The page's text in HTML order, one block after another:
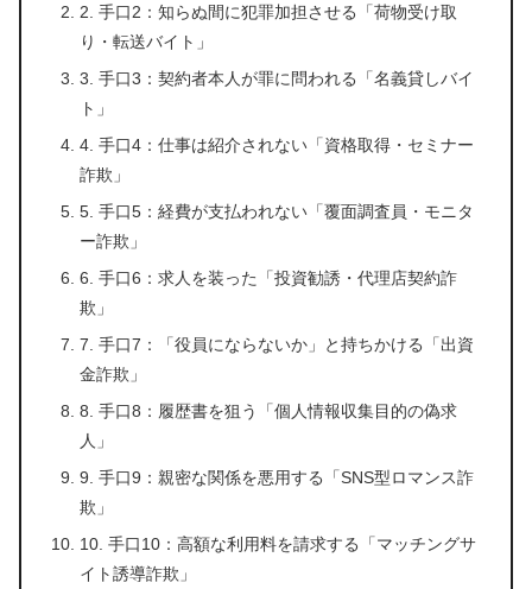
2. 手口2：知らぬ間に犯罪加担させる「荷物受け取
り・転送バイト」
3. 手口3：契約者本人が罪に問われる「名義貸しバイ
ト」
4. 手口4：仕事は紹介されない「資格取得・セミナー
詐欺」
5. 手口5：経費が支払われない「覆面調査員・モニタ
ー詐欺」
6. 手口6：求人を装った「投資勧誘・代理店契約詐
欺」
7. 手口7：「役員にならないか」と持ちかける「出資
金詐欺」
8. 手口8：履歴書を狙う「個人情報収集目的の偽求
人」
9. 手口9：親密な関係を悪用する「SNS型ロマンス詐
欺」
10. 手口10：高額な利用料を請求する「マッチングサ
イト誘導詐欺」